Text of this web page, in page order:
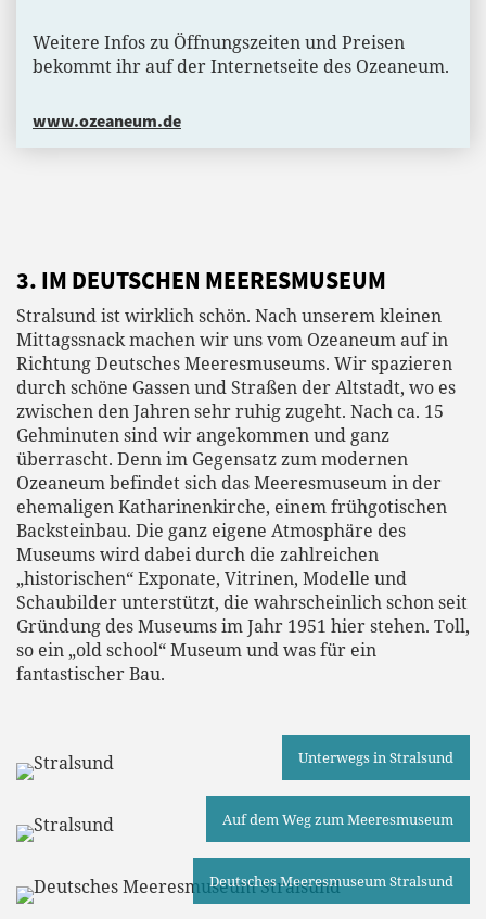
Weitere Infos zu Öffnungszeiten und Preisen
bekommt ihr auf der Internetseite des Ozeaneum.
www.ozeaneum.de
3. IM DEUTSCHEN MEERESMUSEUM
Stralsund ist wirklich schön. Nach unserem kleinen
Mittagssnack machen wir uns vom Ozeaneum auf in
Richtung Deutsches Meeresmuseums. Wir spazieren
durch schöne Gassen und Straßen der Altstadt, wo es
zwischen den Jahren sehr ruhig zugeht. Nach ca. 15
Gehminuten sind wir angekommen und ganz
überrascht. Denn im Gegensatz zum modernen
Ozeaneum befindet sich das Meeresmuseum in der
ehemaligen Katharinenkirche, einem frühgotischen
Backsteinbau. Die ganz eigene Atmosphäre des
Museums wird dabei durch die zahlreichen
„historischen“ Exponate, Vitrinen, Modelle und
Schaubilder unterstützt, die wahrscheinlich schon seit
Gründung des Museums im Jahr 1951 hier stehen. Toll,
so ein „old school“ Museum und was für ein
fantastischer Bau.
Unterwegs in Stralsund
Auf dem Weg zum Meeresmuseum
Deutsches Meeresmuseum Stralsund